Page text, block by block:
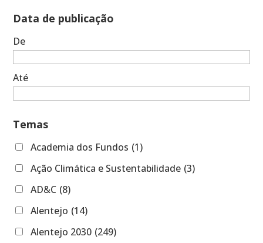
Data de publicação
De
Até
Temas
Academia dos Fundos (1)
Ação Climática e Sustentabilidade (3)
AD&C (8)
Alentejo (14)
Alentejo 2030 (249)